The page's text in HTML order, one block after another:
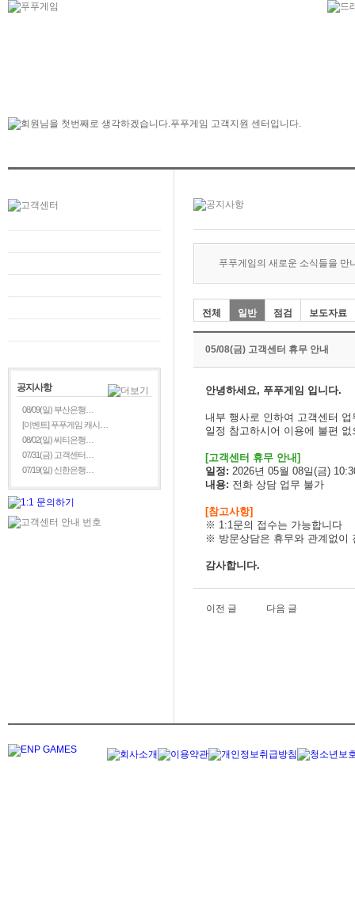
공지사항
08/09(일) 부산은행…
[이벤트] 푸푸게임 캐시…
08/02(일) 씨티은행…
07/31(금) 고객센터…
07/19(일) 신한은행…
푸푸게임의 새로운 소식들을 만
전체 일반 점검 보도자료
05/08(금) 고객센터 휴무 안내
안녕하세요, 푸푸게임 입니다.
내부 행사로 인하여 고객센터
일정 참고하시어 이용에 불편
[고객센터 휴무 안내]
일정: 2026년 05월 08일(금)
내용: 전화 상담 업무 불가
[참고사항]
※ 1:1문의 접수는 가능합니다
※ 방문상담은 휴무와 관계없이
감사합니다.
이전 글 다음 글